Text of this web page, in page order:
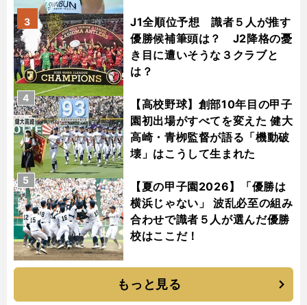
J1全順位予想 識者５人が推す
優勝候補筆頭は？ J2降格の憂
き目に遭いそうな３クラブと
は？
3
【高校野球】創部10年目の甲子
園初出場がすべてを変えた 健大
高崎・青栁監督が語る「機動破
壊」はこうして生まれた
4
【夏の甲子園2026】「優勝は
横浜じゃない」 波乱必至の組み
合わせで識者５人が選んだ優勝
校はここだ！
5
もっと見る